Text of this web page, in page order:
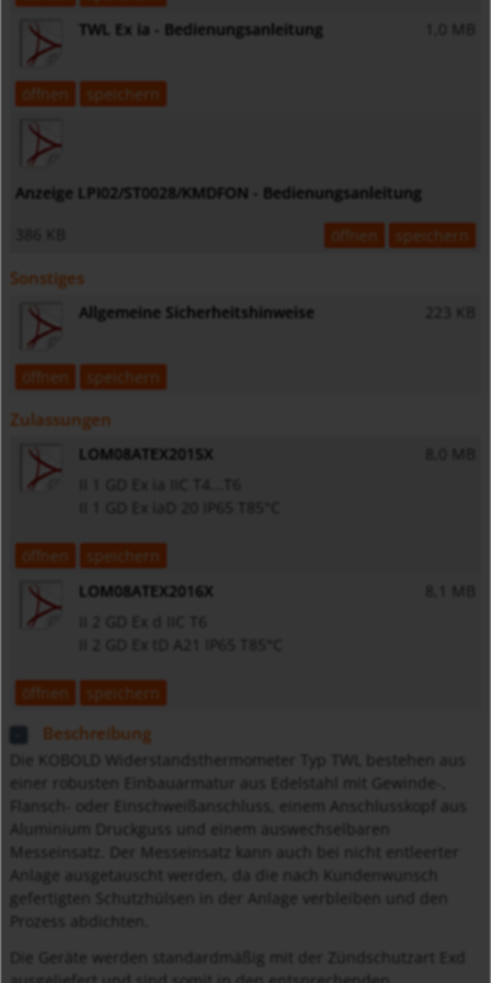
TWL Ex ia - Bedienungsanleitung
1,0 MB
öffnen speichern
Anzeige LPI02/ST0028/KMDFON - Bedienungsanleitung
386 KB
öffnen speichern
Sonstiges
Allgemeine Sicherheitshinweise 223 KB
öffnen speichern
Zulassungen
LOM08ATEX2015X
II 1 GD Ex ia IIC T4...T6
öffnen
speichern
LOM08ATEX2016X
II 2 GD Ex d IIC T6
II 2 GD Ex tD A21 IP65 T85°C
8,1 MB
öffnen speichern
Beschreibung
Die KOBOLD Widerstandsthermometer Typ TWL bestehen aus
einer robusten Einbauarmatur aus Edelstahl mit Gewinde-,
Flansch- oder Einschweißanschluss, einem Anschlusskopf aus
Aluminium Druckguss und einem auswechselbaren
Messeinsatz. Der Messeinsatz kann auch bei nicht entleerter
Anlage ausgetauscht werden, da die nach Kundenwunsch
gefertigten Schutzhülsen in der Anlage verbleiben und den
Die Geräte werden standardmäßig mit der Zündschutzart Exd